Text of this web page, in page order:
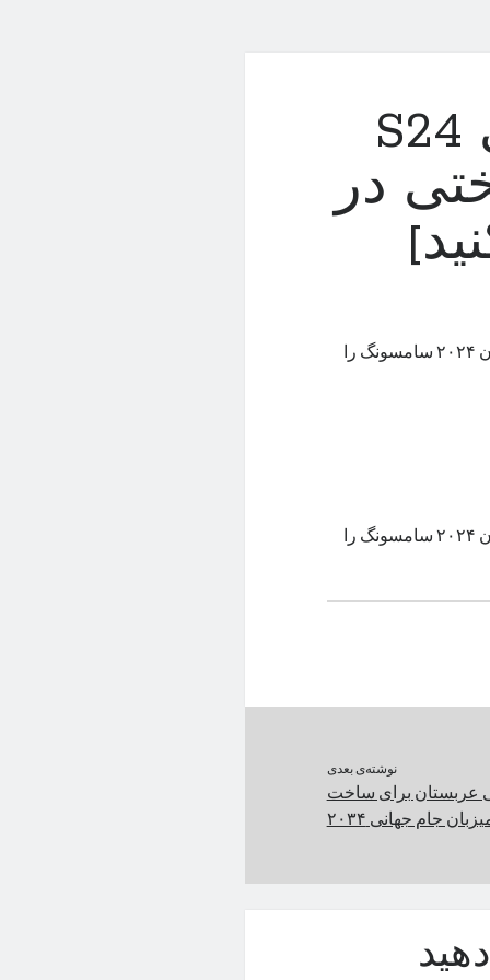
قدر‌ت‌نمایی گلکسی S24
در
بنچمارک جدید سری گلکسی S24 قدرت پردازشی و شارژدهی پرچم‌داران ۲۰۲۴ سامسونگ را
بنچمارک جدید سری گلکسی S24 قدرت پردازشی و شارژدهی پرچم‌داران ۲۰۲۴ سامسونگ را
نوشته‌ی بعدی
عربستان برای ساخت
جام جهانی ۲۰۳۴